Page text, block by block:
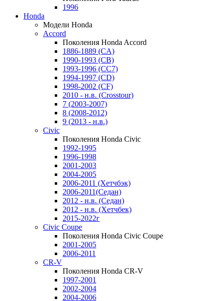
1996
Honda
Модели Honda
Accord
Поколения Honda Accord
1886-1889 (CA)
1990-1993 (CB)
1993-1996 (CC7)
1994-1997 (CD)
1998-2002 (CF)
2010 - н.в. (Crosstour)
7 (2003-2007)
8 (2008-2012)
9 (2013 - н.в.)
Civic
Поколения Honda Civic
1992-1995
1996-1998
2001-2003
2004-2005
2006-2011 (Хетчбэк)
2006-2011(Седан)
2012 - н.в. (Седан)
2012 - н.в. (Хетчбек)
2015-2022г
Civic Coupe
Поколения Honda Civic Coupe
2001-2005
2006-2011
CR-V
Поколения Honda CR-V
1997-2001
2002-2004
2004-2006